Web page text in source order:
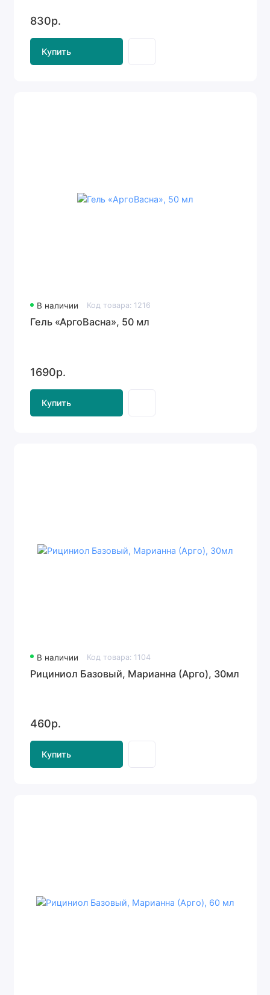
830р.
Купить
В наличии Код товара: 1216
Гель «АргоВасна», 50 мл
1690р.
Купить
В наличии Код товара: 1104
Рициниол Базовый, Марианна (Арго), 30мл
460р.
Купить